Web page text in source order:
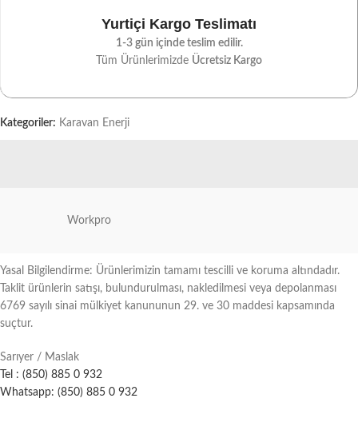
Yurtiçi Kargo Teslimatı
1-3 gün içinde teslim edilir.
Tüm Ürünlerimizde Ücretsiz Kargo
Kategoriler: Karavan Enerji
Workpro
Yasal Bilgilendirme: Ürünlerimizin tamamı tescilli ve koruma altındadır.
Taklit ürünlerin satışı, bulundurulması, nakledilmesi veya depolanması
6769 sayılı sinai mülkiyet kanununun 29. ve 30 maddesi kapsamında
suçtur.
Sarıyer / Maslak
Tel : (850) 885 0 932
Whatsapp: (850) 885 0 932